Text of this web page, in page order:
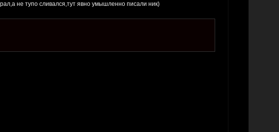
не тупо сливался,тут явно умышленно писали ник)